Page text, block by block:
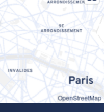
OpenStreetMap